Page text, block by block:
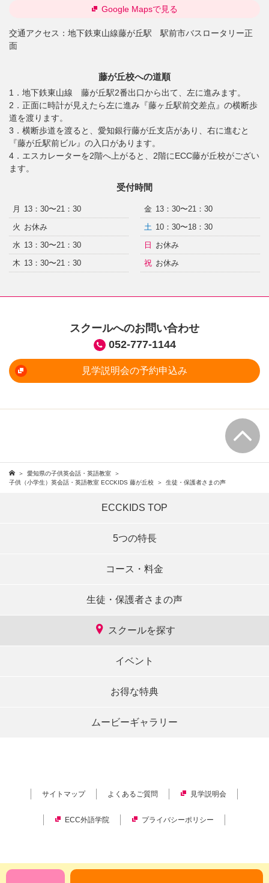
交通アクセス： 地下鉄東山線藤が丘駅 駅前市バスロータリー正
面
Google Mapsで見る
藤が丘校への道順
1．地下鉄東山線 藤が丘駅2番出口から出て、左に進みます。
2．正面に時計が見えたら左に進み『藤ヶ丘駅前交差点』の横断歩
道を渡ります。
3．横断歩道を渡ると、愛知銀行藤が丘支店があり、右に進むと
『藤が丘駅前ビル』の入口があります。
4．エスカレーターを2階へ上がると、2階にECC藤が丘校がござい
ます。
受付時間
月
13：30〜21：30
火 お休み
水 13：30〜21：30
木 13：30〜21：30
金 13：30〜21：30
土 10：30〜18：30
日
お休み
祝 お休み
スクールへのお問い合わせ
052-777-1144
見学説明会の予約申込み
愛知県の子供英会話・英語教室
子供（小学生）英会話・英語教室 ECCKIDS 藤が丘校
生徒・保護者さまの声
ECCKIDS TOP
5つの特長
コース・料金
生徒・保護者さまの声
スクールを探す
イベント
お得な特典
ムービーギャラリー
サイトマップ よくあるご質問 見学説明会
ECC外語学院 プライバシーポリシー